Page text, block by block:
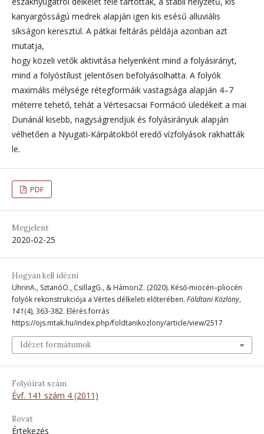
kanyargósságú medrek alapján igen kis esésű alluviális
síkságon keresztül. A pátkai feltárás példája azonban azt
mutatja,
hogy közeli vetők aktivitása helyenként mind a folyásirányt,
mind a folyóstílust jelentősen befolyásolhatta. A folyók
maximális mélysége rétegformáik vastagsága alapján 4–7
méterre tehető, tehát a Vértesacsai Formáció üledékeit a mai
Dunánál kisebb, nagyságrendjük és folyásirányuk alapján
vélhetően a Nyugati-Kárpátokból eredő vízfolyások rakhatták
le.
PDF
Megjelent
2020-02-25
Hogyan kell idézni
UhrinA., SztanóO., CsillagG., & HámoriZ. (2020). Késő-miocén–pliocén
folyók rekonstrukciója a Vértes délkeleti előterében. Földtani Közlöny,
141(4), 363-382. Elérés forrás
https://ojs.mtak.hu/index.php/foldtanikozlony/article/view/2517
Idézet formátumok
Folyóirat szám
Évf. 141 szám 4 (2011)
Rovat
Értekezés